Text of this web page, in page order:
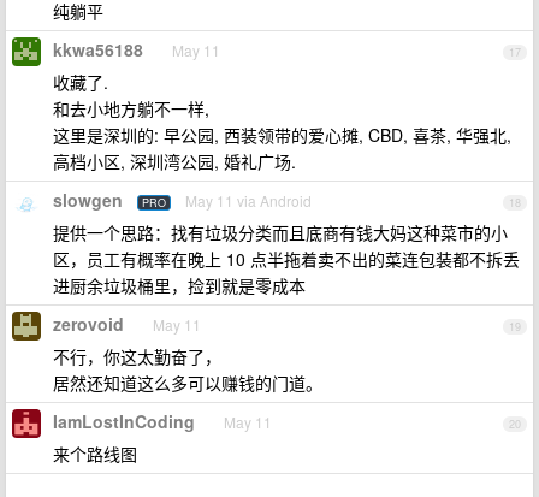
纯躺平
17
kkwa56188 May 11
收藏了.
和去小地方躺不一样,
这里是深圳的: 早公园, 西装领带的爱心摊, CBD, 喜茶, 华强北,
高档小区, 深圳湾公园, 婚礼广场.
18
slowgen PRO May 11 via Android
提供一个思路：找有垃圾分类而且底商有钱大妈这种菜市的小
区，员工有概率在晚上 10 点半拖着卖不出的菜连包装都不拆丢
进厨余垃圾桶里，捡到就是零成本
19
zerovoid May 11
不行，你这太勤奋了，
居然还知道这么多可以赚钱的门道。
20
IamLostInCoding May 11
来个路线图